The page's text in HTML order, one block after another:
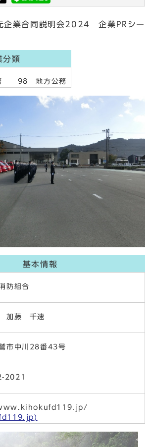
企業合同説明会2024 企業PRシー
分類
98 地方公務
基本情報
防組合
藤 千速
市中川28番43号
2021